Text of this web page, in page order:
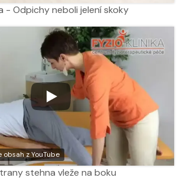
- Odpichy neboli jelení skoky
z YouTube
stehna vleže na boku